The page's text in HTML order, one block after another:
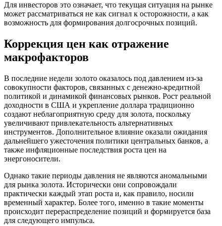
Для инвесторов это означает, что текущая ситуация на рынке
может рассматриваться не как сигнал к осторожности, а как
возможность для формирования долгосрочных позиций.
Коррекция цен как отражение
макрофакторов
В последние недели золото оказалось под давлением из-за
совокупности факторов, связанных с денежно-кредитной
политикой и динамикой финансовых рынков. Рост реальной
доходности в США и укрепление доллара традиционно
создают неблагоприятную среду для золота, поскольку
увеличивают привлекательность альтернативных
инструментов. Дополнительное влияние оказали ожидания
дальнейшего ужесточения политики центральных банков, а
также инфляционные последствия роста цен на
энергоносители.
Однако такие периоды давления не являются аномальными
для рынка золота. Исторически они сопровождали
практически каждый этап роста и, как правило, носили
временный характер. Более того, именно в такие моменты
происходит перераспределение позиций и формируется база
для следующего импульса.